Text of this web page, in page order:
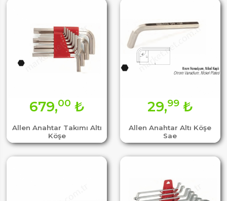
Allen Anahtar Takımı Altı
Köşe
679,00 ₺
Allen Anahtar Altı Köşe
Sae
29,99₺